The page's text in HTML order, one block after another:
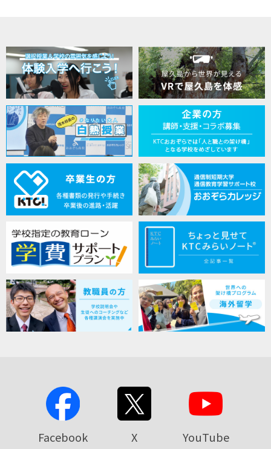
Facebook X YouTube